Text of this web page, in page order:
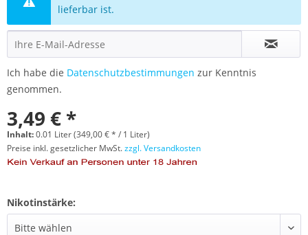
lieferbar ist.
Ich habe die Datenschutzbestimmungen zur Kenntnis
genommen.
3,49 € *
Inhalt:0.01 Liter (349,00 € * / 1 Liter)
Preise inkl. gesetzlicher MwSt.zzgl. Versandkosten
Nikotinstärke: